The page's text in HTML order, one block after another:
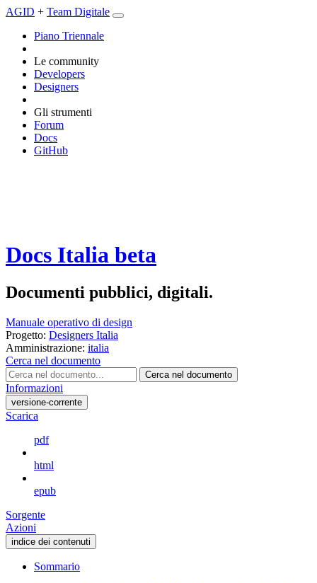
AGID + Team Digitale
Piano Triennale
Le community
Developers
Designers
Gli strumenti
Forum
Docs
GitHub
Docs Italia beta
Documenti pubblici, digitali.
Manuale operativo di design
Progetto: Designers Italia
Amministrazione: italia
Cerca nel documento
Cerca nel documento
Informazioni
versione-corrente
Scarica
pdf
html
epub
Sorgente
Azioni
indice dei contenuti
Sommario